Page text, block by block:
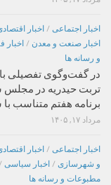
اخبار اجتماعی / اخبار
اخبار صنعت و معدن / اخبار
و رسانه ها
در گفت‌وگوی تفصیلی با
برنامه هفتم متناسب
مرداد ۱۷, ۱۴۰۵
اخبار اجتماعی / اخبار
و شهرسازی / اخبار سیاسی
مطبوعات و رسانه ها